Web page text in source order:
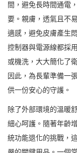
間，避免長時間通電
要。親膚，透氣且不
適感，避免皮膚產生
控制器與電源線都採
或機洗，大大簡化了
因此，為長輩準備一
供一份安心的守護。
除了外部環境的溫暖
細心呵護。隨著年齡
統功能退化的挑戰，